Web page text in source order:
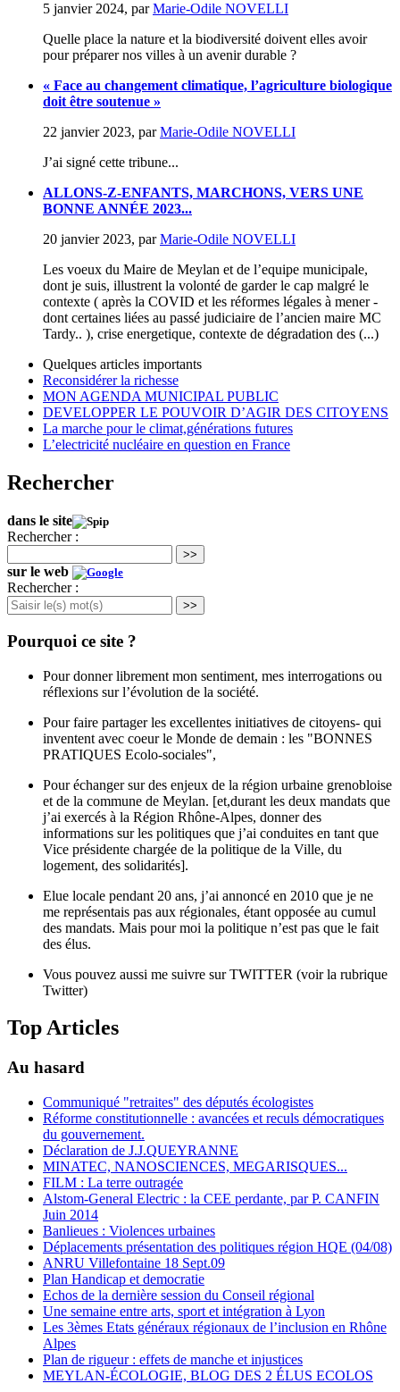
5 janvier 2024, parMarie-Odile NOVELLI
Quelle place la nature et la biodiversité doivent elles avoir
pour préparer nos villes à un avenir durable ?
« Face au changement climatique, l’agriculture biologique
doit être soutenue »
22 janvier 2023, parMarie-Odile NOVELLI
J’ai signé cette tribune...
ALLONS-Z-ENFANTS, MARCHONS, VERS UNE
BONNE ANNÉE 2023...
20 janvier 2023, parMarie-Odile NOVELLI
Les voeux du Maire de Meylan et de l’equipe municipale,
dont je suis, illustrent la volonté de garder le cap malgré le
contexte ( après la COVID et les réformes légales à mener -
dont certaines liées au passé judiciaire de l’ancien maire MC
Tardy.. ), crise energetique, contexte de dégradation des (...)
Quelques articles importants
Reconsidérer la richesse
MON AGENDA MUNICIPAL PUBLIC
DEVELOPPER LE POUVOIR D’AGIR DES CITOYENS
La marche pour le climat,générations futures
L’electricité nucléaire en question en France
Rechercher
dans le site
Rechercher :
>>
sur le web
Rechercher :
>>
Pourquoi ce site ?
Pour donner librement mon sentiment, mes interrogations ou
réflexions sur l’évolution de la société.
Pour faire partager les excellentes initiatives de citoyens- qui
inventent avec coeur le Monde de demain : les "BONNES
PRATIQUES Ecolo-sociales",
Pour échanger sur des enjeux de la région urbaine grenobloise
et de la commune de Meylan. [et,durant les deux mandats que
j’ai exercés à la Région Rhône-Alpes, donner des
informations sur les politiques que j’ai conduites en tant que
Vice présidente chargée de la politique de la Ville, du
logement, des solidarités].
Elue locale pendant 20 ans, j’ai annoncé en 2010 que je ne
me représentais pas aux régionales, étant opposée au cumul
des mandats. Mais pour moi la politique n’est pas que le fait
des élus.
Vous pouvez aussi me suivre sur TWITTER (voir la rubrique
Twitter)
Top Articles
Au hasard
Communiqué "retraites" des députés écologistes
Réforme constitutionnelle : avancées et reculs démocratiques
du gouvernement.
Déclaration de J.J.QUEYRANNE
MINATEC, NANOSCIENCES, MEGARISQUES...
FILM : La terre outragée
Alstom-General Electric : la CEE perdante, par P. CANFIN
Juin 2014
Banlieues : Violences urbaines
Déplacements présentation des politiques région HQE (04/08)
ANRU Villefontaine 18 Sept.09
Plan Handicap et democratie
Echos de la dernière session du Conseil régional
Une semaine entre arts, sport et intégration à Lyon
Les 3èmes Etats généraux régionaux de l’inclusion en Rhône
Alpes
Plan de rigueur : effets de manche et injustices
MEYLAN-ÉCOLOGIE, BLOG DES 2 ÉLUS ECOLOS